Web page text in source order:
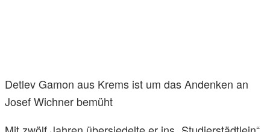
Detlev Gamon aus Krems ist um das Andenken an
Josef Wichner bemüht